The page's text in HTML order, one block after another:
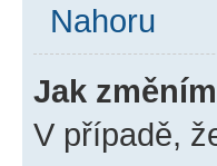
Nahoru
Jak
V případě,